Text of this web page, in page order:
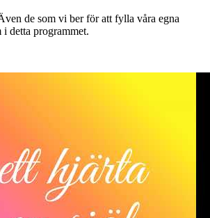
de som vi ber för att fylla våra egna
detta programmet.